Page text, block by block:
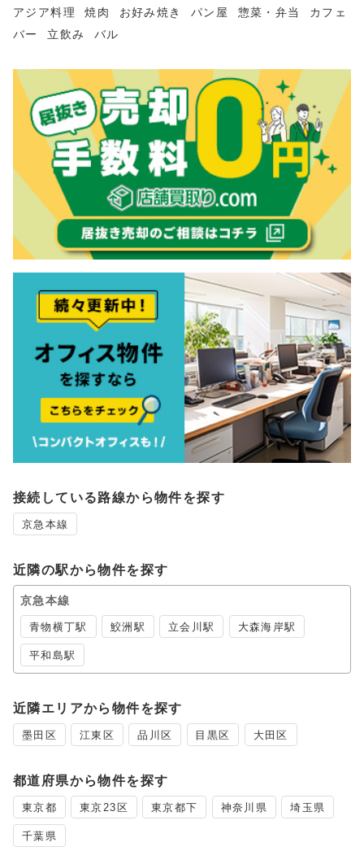
アジア料理
焼肉 お好み焼き パン屋 惣菜・弁当
カフェ
バー
立飲み バル
接続している路線から物件を探す
京急本線
近隣の駅から物件を探す
京急本線
青物横丁駅 鮫洲駅 立会川駅 大森海岸駅
平和島駅
近隣エリアから物件を探す
墨田区 江東区 品川区 目黒区 大田区
都道府県から物件を探す
東京都 東京23区 東京都下 神奈川県 埼玉県
千葉県